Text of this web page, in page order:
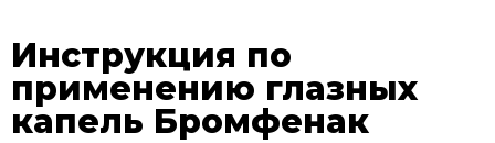
Инструкция по
применению глазных
капель Бромфенак